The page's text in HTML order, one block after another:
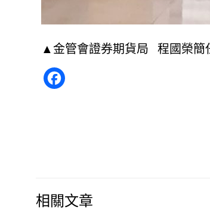
▲金管會證券期貨局 程國榮簡
相關文章